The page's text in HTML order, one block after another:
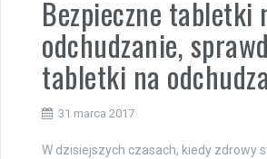
Bezpieczne tabletki
odchudzanie,
tabletki na
31 marca 2017
W dzisiejszych czasach, kiedy zdrowy